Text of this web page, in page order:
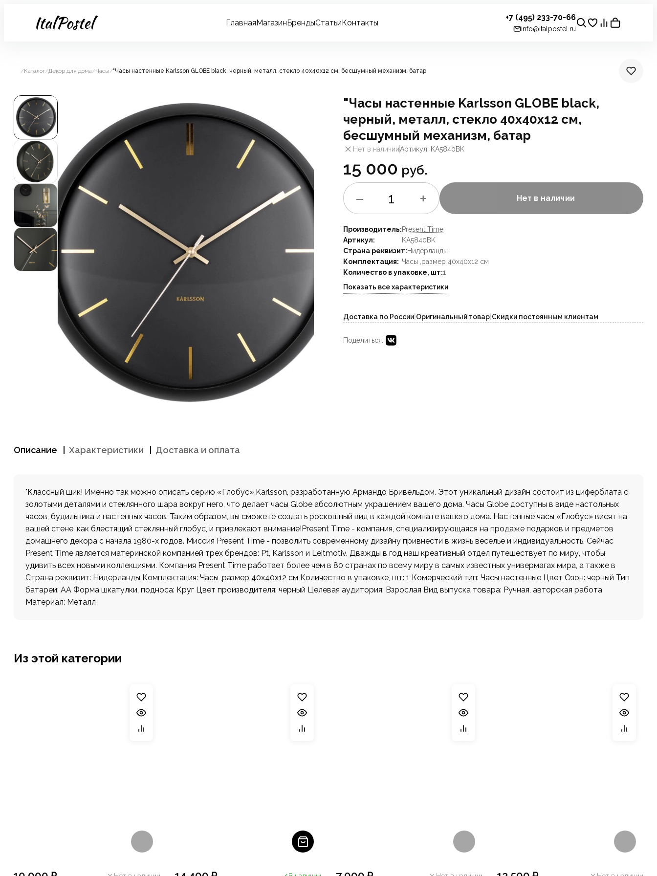
ГлавнаяМагазинБрендыСтатьиКонтакты
+7 (495) 233-70-66
info@italpostel.ru
/Каталог/Декор для дома/Часы/"Часы настенные Karlsson GLOBE black, черный, металл, стекло 40х40х12 см, бесшумный механизм, батар
"Часы настенные Karlsson GLOBE black,
черный, металл, стекло 40х40х12 см,
бесшумный механизм, батар
Нет в наличииАртикул: KA5840BK
15 000 руб.
− 1 + Нет в наличии
Производитель:Present Time
Артикул:
KA5840BK
Страна реквизит:Нидерланды
Комплектация: Часы ,размер 40х40х12 см
Количество в упаковке, шт:1
Показать все характеристики
Доставка по России Оригинальный товар Скидки постоянным клиентам
Поделиться:
Описание Характеристики Доставка и оплата
"Классный шик! Именно так можно описать серию «Глобус» Karlsson, разработанную Армандо Бривельдом. Этот уникальный дизайн состоит из циферблата с
золотыми деталями и стеклянного шара вокруг него, что делает часы Globe абсолютным украшением вашего дома. Часы Globe доступны в виде настольных
часов, будильника и настенных часов. Таким образом, вы сможете создать роскошный вид в каждой комнате вашего дома. Настенные часы «Глобус» висят на
вашей стене, как блестящий стеклянный глобус, и привлекают внимание!Present Time - компания, специализирующаяся на продаже подарков и предметов
домашнего декора с начала 1980-х годов. Миссия Present Time - позволить современному дизайну привнести в жизнь веселье и индивидуальность. Сейчас
Present Time является материнской компанией трех брендов: Pt, Karlsson и Leitmotiv. Дважды в год наш креативный отдел путешествует по миру, чтобы
удивить всех новыми коллекциями. Компания Present Time работает более чем в 80 странах по всему миру в самых известных универмагах мира, а также в
Страна реквизит: Нидерланды Комплектация: Часы ,размер 40х40х12 см Количество в упаковке, шт: 1 Комерческий тип: Часы настенные Цвет Озон: черный Тип
батареи: AA Форма шкатулки, подноса: Круг Цвет производителя: черный Целевая аудитория: Взрослая Вид выпуска товара: Ручная, авторская работа
Материал: Металл
Из этой категории